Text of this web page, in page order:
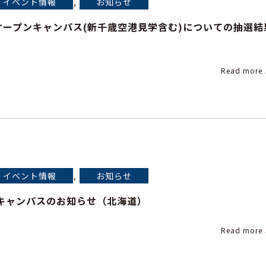
プンキャンパス(新千歳空港見学含む)についての抽選結
Read more
イベント情報 , お知らせ
ンパスのお知らせ（北海道）
Read more